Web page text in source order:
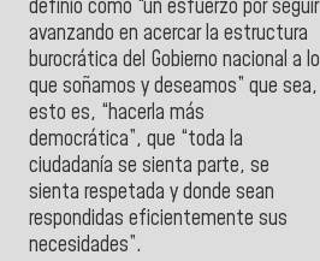
definió como “un esfuerzo por seguir
avanzando en acercar la estructura
burocrática del Gobierno nacional a lo
que soñamos y deseamos” que sea,
esto es, “hacerla más
democrática”, que “toda la
ciudadanía se sienta parte, se
sienta respetada y donde sean
respondidas eficientemente sus
necesidades”.